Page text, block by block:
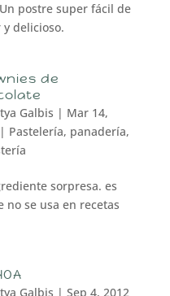
postre super fácil de
y delicioso.
de
Galbis | Mar 14,
| Pastelería, panadería,
sorpresa. es
se usa en recetas
Galbis |Sep 4, 2012